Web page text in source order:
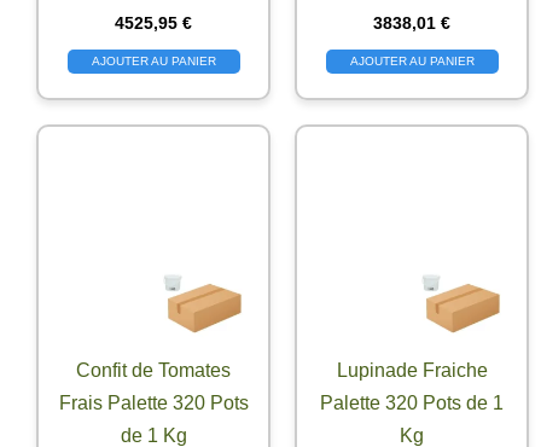
4525,95 €
AJOUTER AU PANIER
3838,01 €
AJOUTER AU PANIER
Confit de Tomates
Frais Palette 320 Pots
de 1 Kg
Lupinade Fraiche
Palette 320 Pots de 1
Kg